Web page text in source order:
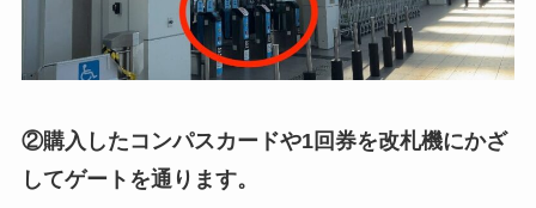
②購入したコンパスカードや1回券を改札機にかざ
してゲートを通ります。